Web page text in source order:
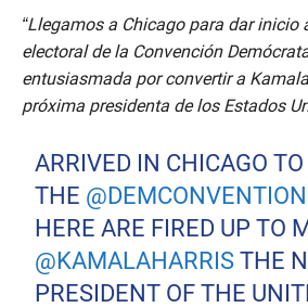
n
t
e
,
“Llegamos a Chicago para dar inicio
electoral de la Convención
entusiasmada por convertir a
próxima presidenta de los Estados
ARRIVED IN CHICAGO
THE @DEMCONVENTION
HERE ARE FIRED UP TO
@KAMALAHARRIS THE
PRESIDENT OF THE